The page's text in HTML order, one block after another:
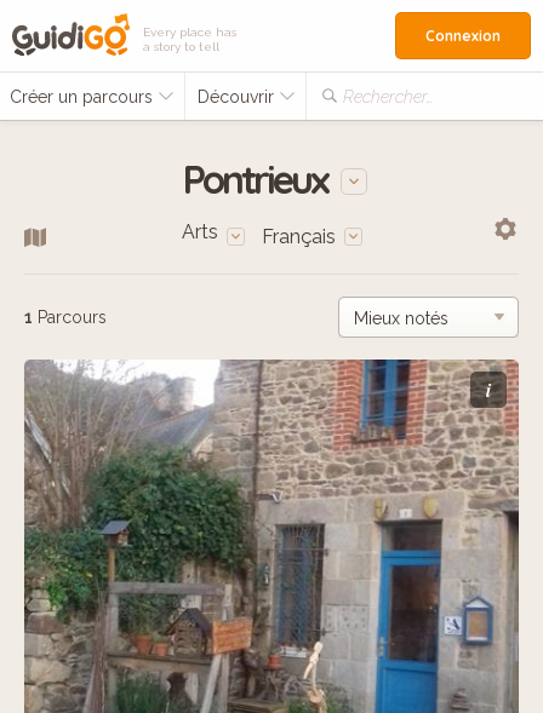
Every place has
a story to tell
Créer un parcours Découvrir Rechercher…
Connexion
Pontrieux
Arts Français
1 Parcours
i